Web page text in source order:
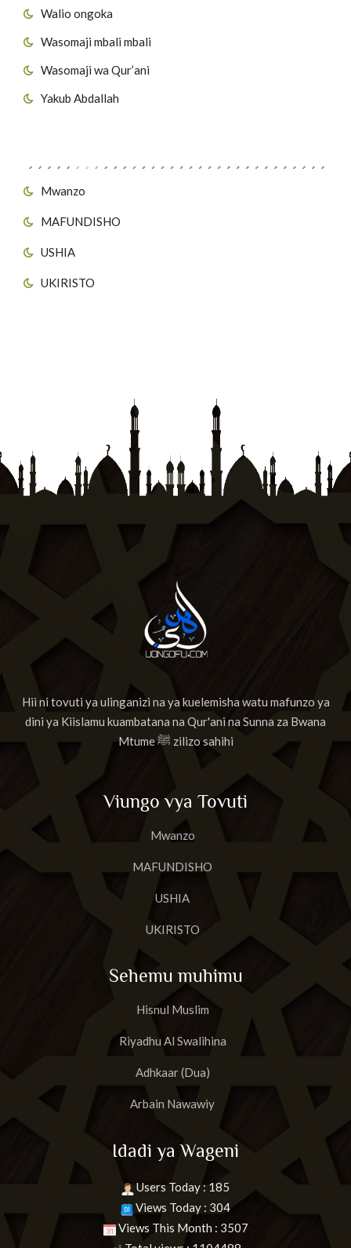
Walio ongoka
Wasomaji mbali mbali
Wasomaji wa Qur’ani
Yakub Abdallah
Mwanzo
MAFUNDISHO
USHIA
UKIRISTO
Hii ni tovuti ya ulinganizi na ya kuelemisha watu mafunzo ya
dini ya Kiislamu kuambatana na Qur'ani na Sunna za Bwana
Mtume ﷺ zilizo sahihi
Viungo vya Tovuti
Mwanzo
MAFUNDISHO
USHIA
UKIRISTO
Sehemu muhimu
Hisnul Muslim
Riyadhu Al Swalihina
Adhkaar (Dua)
Arbain Nawawiy
Idadi ya Wageni
Users Today : 185
Views Today : 304
Views This Month : 3507